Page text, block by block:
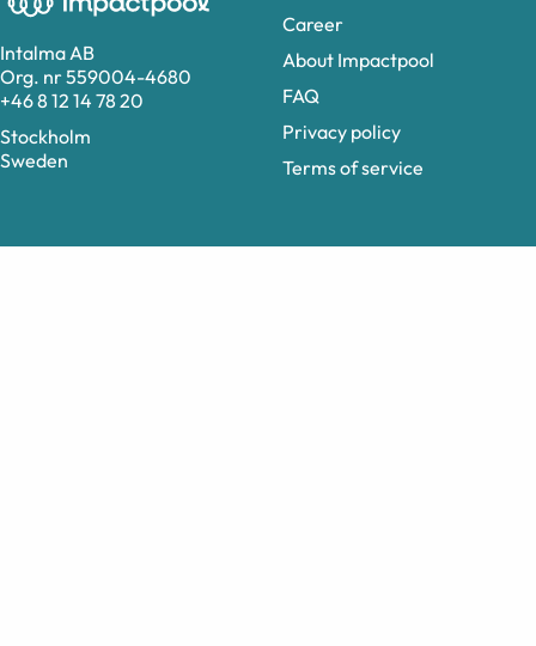
Intalma AB
Org. nr 559004-4680
+46 8 12 14 78 20
Stockholm
Sweden
Career
About Impactpool
FAQ
Privacy policy
Terms of service